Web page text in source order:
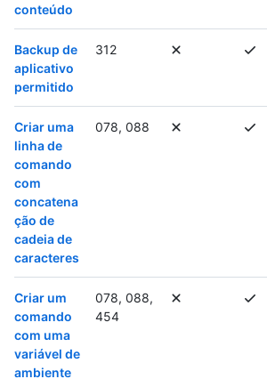
conteúdo
Backup de
aplicativo
permitido
312
Criar uma
linha de
comando
com
concatena
ção de
cadeia de
caracteres
078, 088
Criar um
comando
com uma
variável de
ambiente
078, 088,
454